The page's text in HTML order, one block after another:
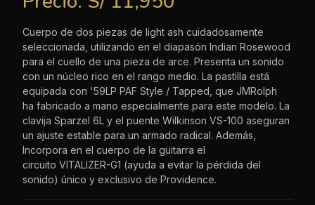
Cuerpo de dos piezas de light ash cuidadosamente
seleccionada, utilizando en el diapasón Indian Rosewood
para el cuello de una pieza de arce. Presenta un sonido
con un núcleo rico en el rango medio. La pastilla está
equipada con '59LP PAF Style / Tapped, que JMRolph
ha fabricado a mano especialmente para este modelo. La
clavija Sparzel 6L y el puente Wilkinson VS-100 aseguran
un ajuste estable para un armado radical. Además,
Incorpora en el cuerpo de la guitarra el
circuito VITALIZER-G1 (ayuda a evitar la pérdida del
sonido) único y exclusivo de Providence.